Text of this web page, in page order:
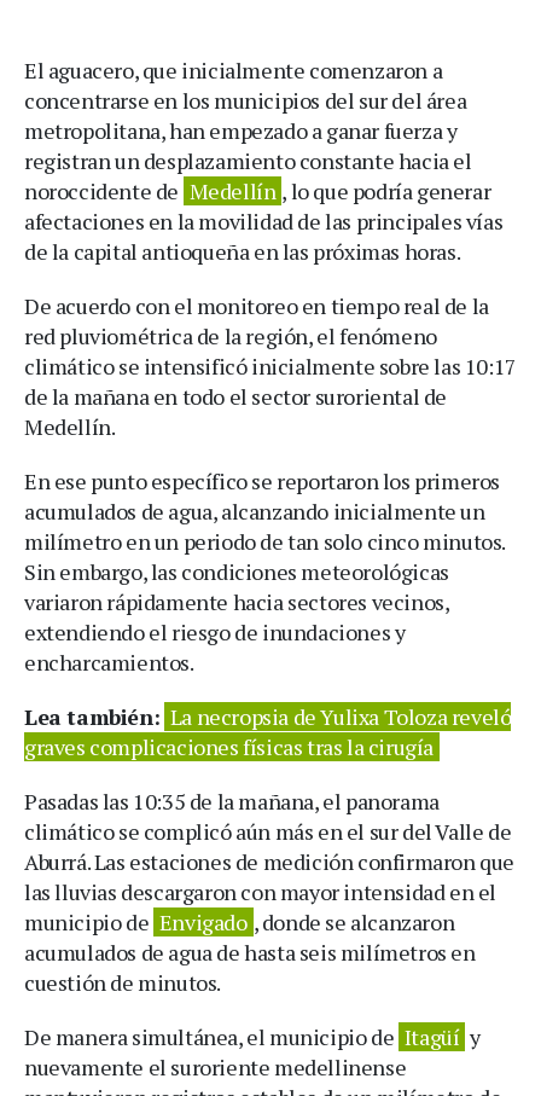
El aguacero, que inicialmente comenzaron a
concentrarse en los municipios del sur del área
metropolitana, han empezado a ganar fuerza y
registran un desplazamiento constante hacia el
noroccidente de Medellín , lo que podría generar
afectaciones en la movilidad de las principales vías
de la capital antioqueña en las próximas horas.
De acuerdo con el monitoreo en tiempo real de la
red pluviométrica de la región, el fenómeno
climático se intensificó inicialmente sobre las 10:17
de la mañana en todo el sector suroriental de
Medellín.
En ese punto específico se reportaron los primeros
acumulados de agua, alcanzando inicialmente un
milímetro en un periodo de tan solo cinco minutos.
Sin embargo, las condiciones meteorológicas
variaron rápidamente hacia sectores vecinos,
extendiendo el riesgo de inundaciones y
encharcamientos.
Lea también: La necropsia de Yulixa Toloza reveló
graves complicaciones físicas tras la cirugía
Pasadas las 10:35 de la mañana, el panorama
climático se complicó aún más en el sur del Valle de
Aburrá. Las estaciones de medición confirmaron que
las lluvias descargaron con mayor intensidad en el
municipio de Envigado , donde se alcanzaron
acumulados de agua de hasta seis milímetros en
cuestión de minutos.
De manera simultánea, el municipio de Itagüí y
nuevamente el suroriente medellinense